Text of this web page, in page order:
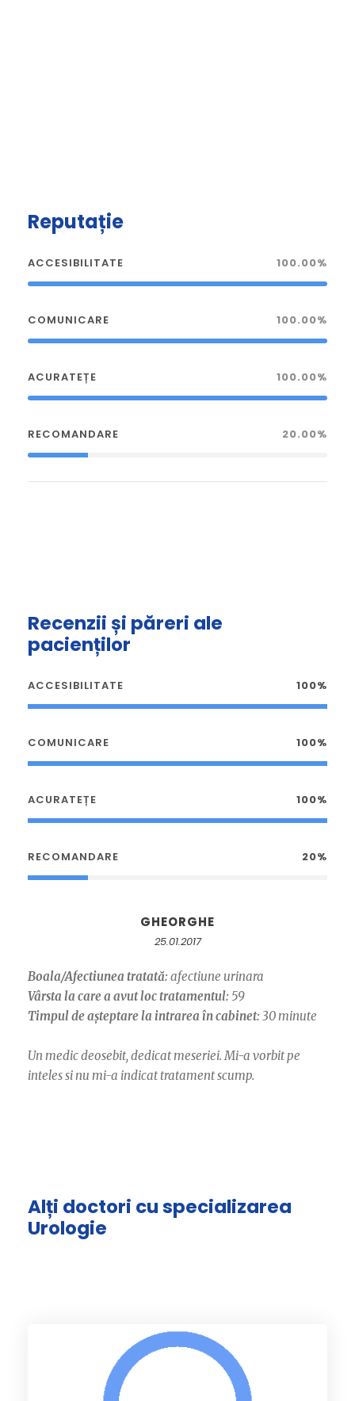
Reputație
ACCESIBILITATE 100.00%
COMUNICARE 100.00%
ACURATEȚE 100.00%
RECOMANDARE 20.00%
Recenzii și păreri ale
pacienților
ACCESIBILITATE 100%
COMUNICARE 100%
ACURATEȚE 100%
RECOMANDARE 20%
GHEORGHE
25.01.2017
Boala/Afectiunea tratată: afectiune urinara
Vârsta la care a avut loc tratamentul: 59
Timpul de așteptare la intrarea în cabinet: 30 minute
Un medic deosebit, dedicat meseriei. Mi-a vorbit pe
inteles si nu mi-a indicat tratament scump.
Alți doctori cu specializarea
Urologie